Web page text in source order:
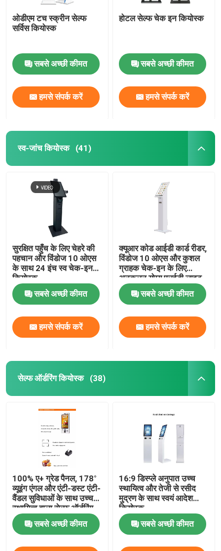
पारदर्शी एलसीडी शोकेस
ओडीएम टच स्क्रीन सेल्फ
सर्विस कियोस्क
सबसे अच्छी कीमत
हमसे संपर्क करें
होटल सेल्फ चेक इन कियोस्क
सबसे अच्छी कीमत
हमसे संपर्क करें
स्व-जांच कियोस्क (41)
सुरक्षित पहुँच के लिए चेहरे की
पहचान और विंडोज 10 ओएस
के साथ 24 इंच स्व चेक-इन
कियोस्क
सबसे अच्छी कीमत
हमसे संपर्क करें
क्यूआर कोड आईडी कार्ड रीडर,
विंडोज 10 ओएस और कुशल
ग्राहक चेक-इन के लिए
अनुकूलन योग्य एलईडी लाइट
के साथ सेल्फ चेक-इन
कियोस्कसबसे अच्छी कीमत
हमसे संपर्क करें
सेल्फ ऑर्डरिंग कियोस्क (38)
100% ए+ ग्रेड पैनल, 178°
व्यूइंग एंगल और एंटी-डस्ट एंटी-
वैंडल सुविधाओं के साथ उच्च
स्थायित्व वाला सेल्फ ऑर्डरिंग
कियोस्क
सबसे अच्छी कीमत
16:9 डिस्प्ले अनुपात उच्च
स्थायित्व और तेजी से रसीद
मुद्रण के साथ स्वयं आदेश
कियोस्क
सबसे अच्छी कीमत